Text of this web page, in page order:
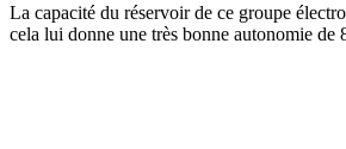
La capacité du réservoir de ce groupe
cela lui donne une très bonne autonomie de